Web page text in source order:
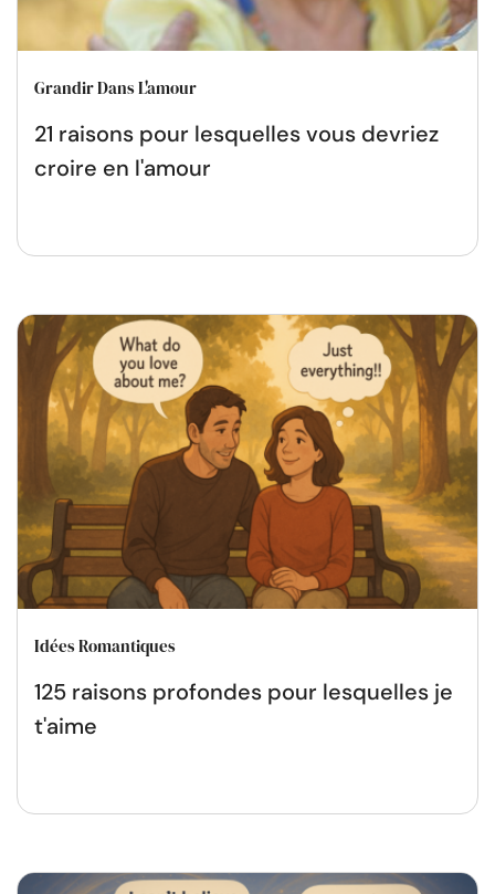
Grandir Dans L'amour
21 raisons pour lesquelles vous devriez
croire en l'amour
Idées Romantiques
125 raisons profondes pour lesquelles je
t'aime